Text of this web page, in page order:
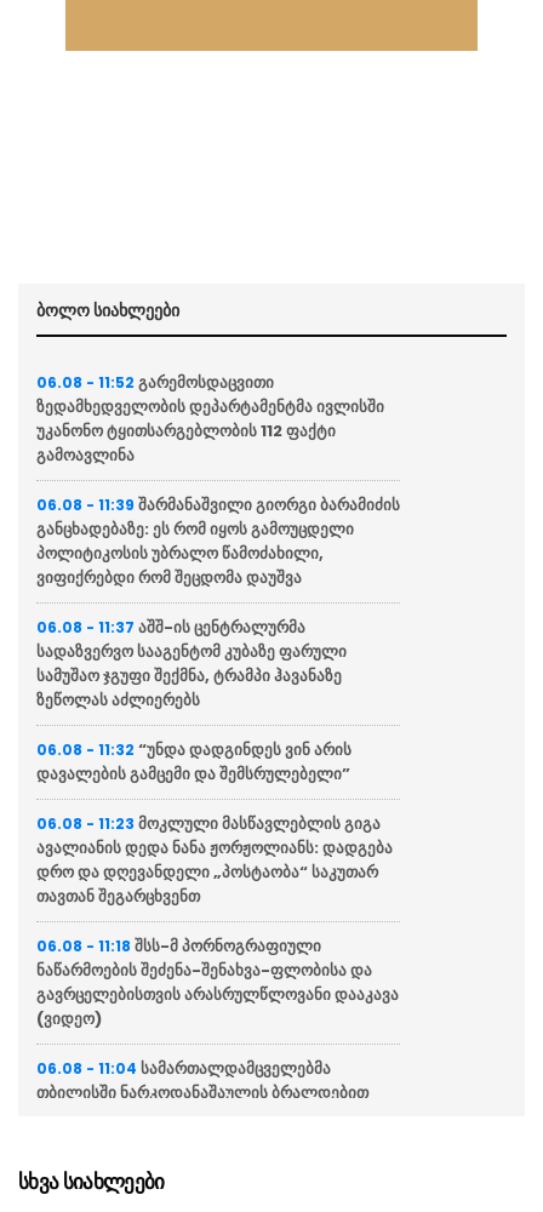
ბოლო სიახლეები
06.08 - 11:52 გარემოსდაცვითი
ზედამხედველობის დეპარტამენტმა ივლისში
უკანონო ტყითსარგებლობის 112 ფაქტი
გამოავლინა
06.08 - 11:39 შარმანაშვილი გიორგი ბარამიძის
განცხადებაზე: ეს რომ იყოს გამოუცდელი
პოლიტიკოსის უბრალო წამოძახილი,
ვიფიქრებდი რომ შეცდომა დაუშვა
06.08 - 11:37 აშშ-ის ცენტრალურმა
სადაზვერვო სააგენტომ კუბაზე ფარული
სამუშაო ჯგუფი შექმნა, ტრამპი ჰავანაზე
ზეწოლას აძლიერებს
06.08 - 11:32 “უნდა დადგინდეს ვინ არის
დავალების გამცემი და შემსრულებელი”
06.08 - 11:23 მოკლული მასწავლებლის გიგა
ავალიანის დედა ნანა ჟორჟოლიანს: დადგება
დრო და დღევანდელი „პოსტაობა“ საკუთარ
თავთან შეგარცხვენთ
06.08 - 11:18 შსს-მ პორნოგრაფიული
ნაწარმოების შეძენა-შენახვა-ფლობისა და
გავრცელებისთვის არასრულწლოვანი დააკავა
(ვიდეო)
06.08 - 11:04 სამართალდამცველებმა
თბილისში ნარკოდანაშაულის ბრალდებით
06.08 - 11:02
საპატრულო პოლიციამ საზღვრის
უკანონოდ გადაკვეთის მცდელობისა და ყალბი
სხვა სიახლეები